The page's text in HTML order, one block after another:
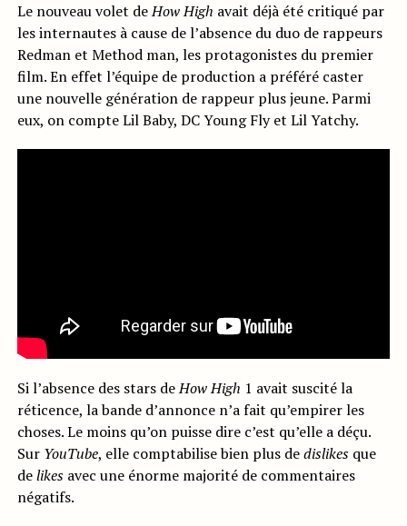
Le nouveau volet deHow High avait déjà été critiqué par
les internautes à cause de l’absence du duo de rappeurs
Redman et Method man, les protagonistes du premier
film. En effet l’équipe de production a préféré caster
une nouvelle génération de rappeur plus jeune. Parmi
eux, on compte Lil Baby, DC Young Fly et Lil Yatchy.
Si l’absence des stars deHow High 1 avait suscité la
réticence, la bande d’annonce n’a fait qu’empirer les
choses. Le moins qu’on puisse dire c’est qu’elle a déçu.
Sur YouTube, elle comptabilise bien plus dedislikesque
delikesavec une énorme majorité de commentaires
négatifs.